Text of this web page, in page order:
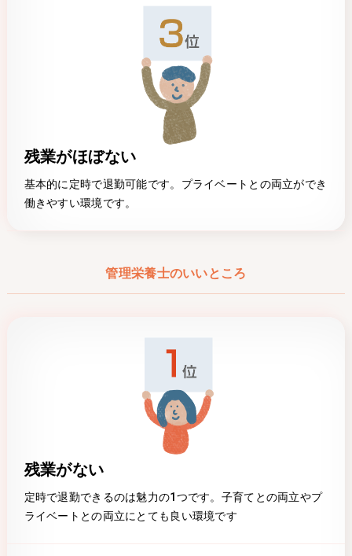
残業がほぼない
基本的に定時で退勤可能です。プライベートとの両立ができ
働きやすい環境です。
管理栄養士のいいところ
残業がない
定時で退勤できるのは魅力の1つです。子育てとの両立やプ
ライベートとの両立にとても良い環境です